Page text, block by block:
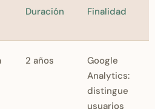
Duración Finalidad
2 años
Google
Analytics:
distingue
usuarios